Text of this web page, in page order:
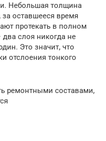
Небольшая толщина
оставшееся время
протекать в полном
слоя никогда не
Это значит, что
отслоения тонкого
ремонтными составами,